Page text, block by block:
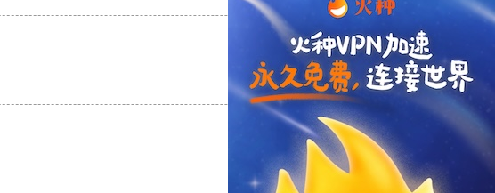
支持[0] 反对[0]
支持[0] 反对[0]